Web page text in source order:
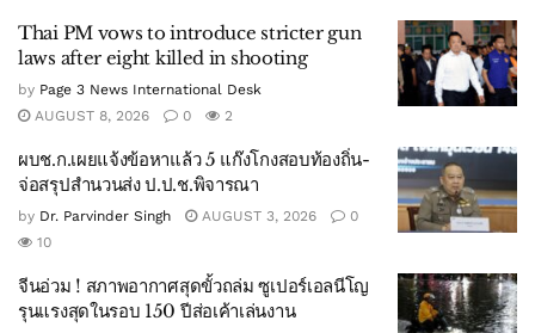
Thai PM vows to introduce stricter gun
laws after eight killed in shooting
by Page 3 News International Desk
AUGUST 8, 2026
0 2
ผบช.ก.เผยแจ้งข้อหาแล้ว 5 แก๊งโกงสอบท้องถิ่น-
จ่อสรุปสำนวนส่ง ป.ป.ช.พิจารณา
by Dr. Parvinder Singh AUGUST 3, 2026
0
10
จีนอ่วม ! สภาพอากาศสุดขั้วถล่ม ซูเปอร์เอลนีโญ
รุนแรงสุดในรอบ 150 ปีส่อเค้าเล่นงาน